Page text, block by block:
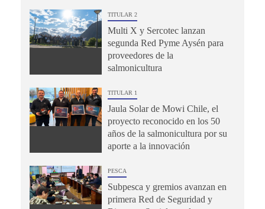
TITULAR 2
Multi X y Sercotec lanzan
segunda Red Pyme Aysén para
proveedores de la
salmonicultura
TITULAR 1
Jaula Solar de Mowi Chile, el
proyecto reconocido en los 50
años de la salmonicultura por su
aporte a la innovación
PESCA
Subpesca y gremios avanzan en
primera Red de Seguridad y